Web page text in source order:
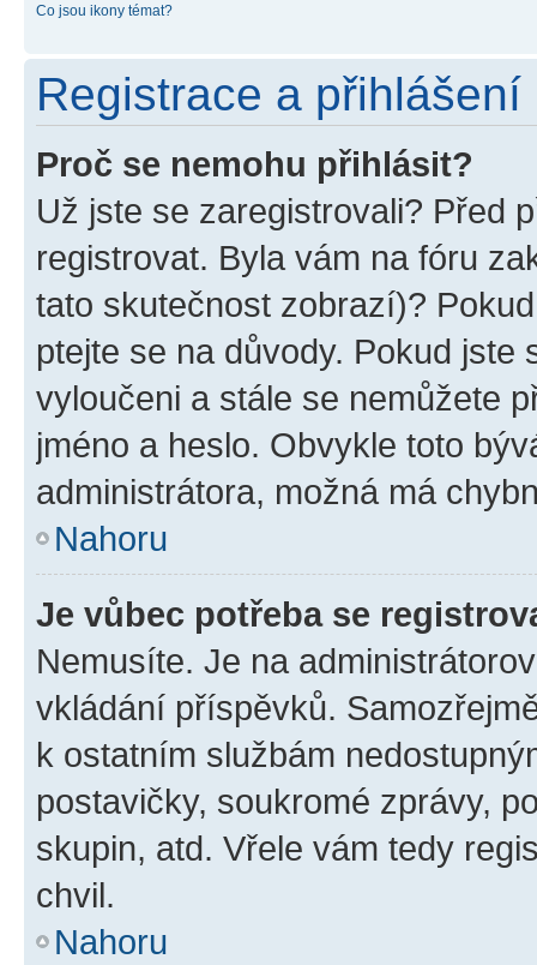
Co jsou ikony témat?
Registrace a přihlášení
Proč se nemohu přihlásit?
Už jste se zaregistrovali? Před
registrovat. Byla vám na fóru
tato skutečnost zobrazí)?
ptejte se na důvody. Pokud jste
vyloučeni a stále se nemůžete
jméno a heslo. Obvykle toto
administrátora, možná má
Nahoru
Je vůbec potřeba se
Nemusíte. Je na
vkládání příspěvků.
k ostatním službám
postavičky, soukromé zprávy,
skupin, atd. Vřele vám tedy
chvil.
Nahoru